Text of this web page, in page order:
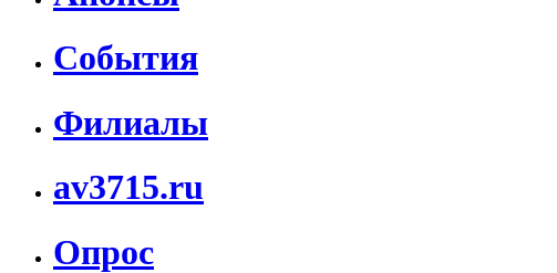
События
Филиалы
av3715.ru
Опрос